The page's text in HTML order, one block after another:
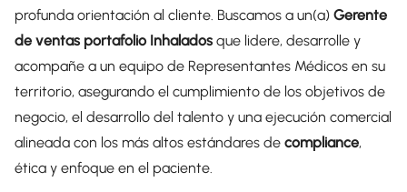
profunda orientación al cliente. Buscamos a un(a) Gerente
de ventas portafolio Inhalados que lidere, desarrolle y
acompañe a un equipo de Representantes Médicos en su
territorio, asegurando el cumplimiento de los objetivos de
negocio, el desarrollo del talento y una ejecución comercial
alineada con los más altos estándares de compliance,
ética y enfoque en el paciente.